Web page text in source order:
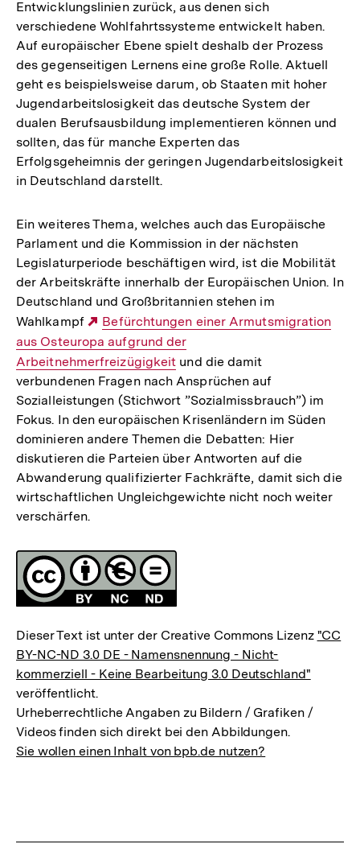
Entwicklungslinien zurück, aus denen sich
verschiedene Wohlfahrtssysteme entwickelt haben.
Auf europäischer Ebene spielt deshalb der Prozess
des gegenseitigen Lernens eine große Rolle. Aktuell
geht es beispielsweise darum, ob Staaten mit hoher
Jugendarbeitslosigkeit das deutsche System der
dualen Berufsausbildung implementieren können und
sollten, das für manche Experten das
Erfolgsgeheimnis der geringen Jugendarbeitslosigkeit
in Deutschland darstellt.
Ein weiteres Thema, welches auch das Europäische
Parlament und die Kommission in der nächsten
Legislaturperiode beschäftigen wird, ist die Mobilität
der Arbeitskräfte innerhalb der Europäischen Union. In
Deutschland und Großbritannien stehen im
Wahlkampf
Externer
Link:
Befürchtungen einer Armutsmigration
aus Osteuropa aufgrund der
Arbeitnehmerfreizügigkeit und die damit
verbundenen Fragen nach Ansprüchen auf
Sozialleistungen (Stichwort ”Sozialmissbrauch”) im
Fokus. In den europäischen Krisenländern im Süden
dominieren andere Themen die Debatten: Hier
diskutieren die Parteien über Antworten auf die
Abwanderung qualifizierter Fachkräfte, damit sich die
wirtschaftlichen Ungleichgewichte nicht noch weiter
verschärfen.
Fussnoten
Lizenz
Dieser Text ist unter der Creative Commons Lizenz "CC
BY-NC-ND 3.0 DE - Namensnennung - Nicht-
kommerziell - Keine Bearbeitung 3.0 Deutschland"
veröffentlicht.
Urheberrechtliche Angaben zu Bildern / Grafiken /
Videos finden sich direkt bei den Abbildungen.
Sie wollen einen Inhalt von bpb.de nutzen?